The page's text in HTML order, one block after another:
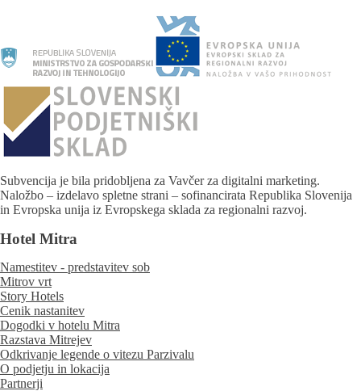
Subvencija je bila pridobljena za Vavčer za digitalni marketing.
Naložbo – izdelavo spletne strani – sofinancirata Republika Slovenija
in Evropska unija iz Evropskega sklada za regionalni razvoj.
Hotel Mitra
Namestitev - predstavitev sob
Mitrov vrt
Story Hotels
Cenik nastanitev
Dogodki v hotelu Mitra
Razstava Mitrejev
Odkrivanje legende o vitezu Parzivalu
O podjetju in lokacija
Partnerji